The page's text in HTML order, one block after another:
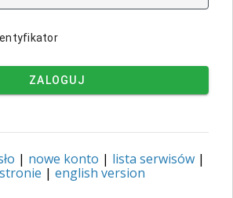
ZALOGUJ
| nowe konto | lista serwisów |
| english version